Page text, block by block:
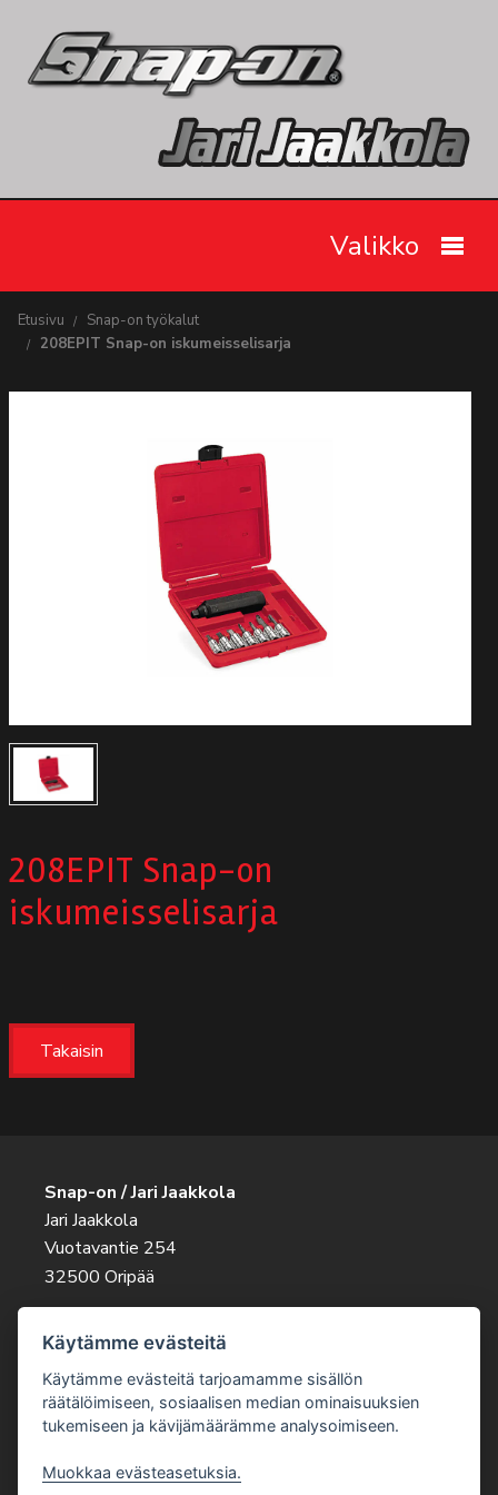
Valikko
Snap-on työkalut
Videot
Autodata
Yritys
Autofrontal
Etusivu
Snap-on työkalut
208EPIT Snap-on iskumeisselisarja
208EPIT Snap-on
iskumeisselisarja
Takaisin
Snap-on / Jari Jaakkola
Jari Jaakkola
Vuotavantie 254
32500 Oripää
045 263 9343
jari.jaakkola@snapon.fi
Käytämme evästeitä
Käytämme evästeitä tarjoamamme sisällön
räätälöimiseen, sosiaalisen median ominaisuuksien
tukemiseen ja kävijämäärämme analysoimiseen.
Muokkaa evästeasetuksia.